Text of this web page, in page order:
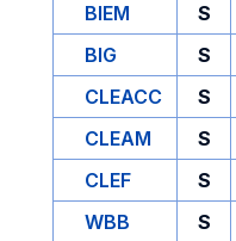
BIEM
S
BIG
S
CLEACC
S
CLEAM
S
CLEF
S
WBB
S